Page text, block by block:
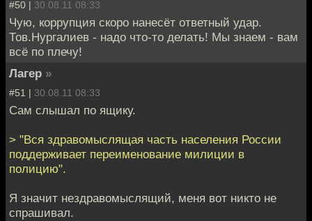
#50 | 30.08.11 08:33
Чую, коррупция скоро нанесёт ответный удар.
Тов.Нургалиев - надо что-то делать! Мы знаем - вам
всё по плечу!
Лагер »
#51 | 30.08.11 08:33
Cам слышал по ящику.
> "Вся здравомыслящая часть населения России
поддерживает переименование милиции в
полицию".
Я значит нездравомыслящий, меня вот никто не
спрашивал.